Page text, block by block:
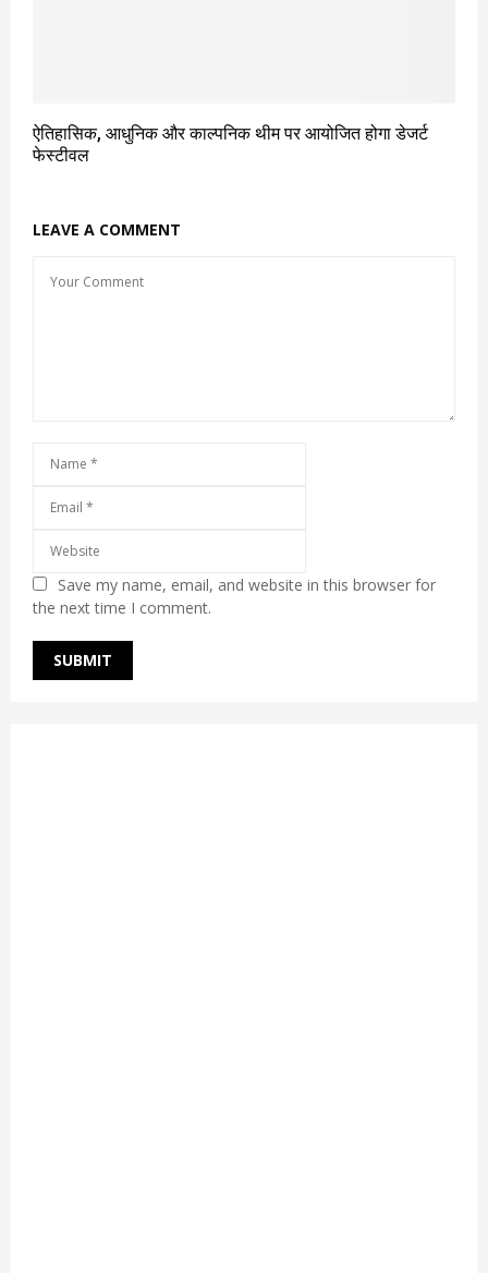
ऐतिहासिक, आधुनिक और काल्पनिक थीम पर आयोजित होगा डेजर्ट
फेस्टीवल
LEAVE A COMMENT
Save my name, email, and website in this browser for
the next time I comment.